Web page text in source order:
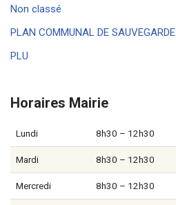
Non classé
PLAN COMMUNAL DE SAUVEGARDE
PLU
Horaires Mairie
Lundi 8h30 – 12h30
Mardi 8h30 – 12h30
Mercredi 8h30 – 12h30